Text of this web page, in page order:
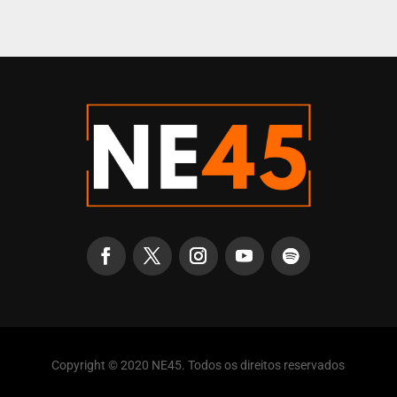
Copyright © 2020 NE45. Todos os direitos reservados